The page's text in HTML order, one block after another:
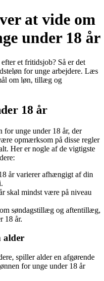
at vide om
under 18 år
et fritidsjob? Så er det
for unge arbejdere. Læs
om løn, tillæg og
18 år
for unge under 18 år, der
opmærksom på disse regler
Her er nogle af de vigtigste
år varierer afhængigt af din
skal mindst være på niveau
søndagstillæg og aftentillæg,
18 år.
alder
spiller alder en afgørende
for unge under 18 år